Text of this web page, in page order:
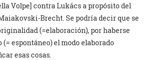
Volpe] contra Lukács a propósito del
Brecht. Se podría decir que se
(=elaboración), por haberse
espontáneo) el modo elaborado
esas cosas.